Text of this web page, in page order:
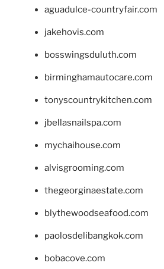
aguadulce-countryfair.com
jakehovis.com
bosswingsduluth.com
birminghamautocare.com
tonyscountrykitchen.com
jbellasnailspa.com
mychaihouse.com
alvisgrooming.com
thegeorginaestate.com
blythewoodseafood.com
paolosdelibangkok.com
bobacove.com